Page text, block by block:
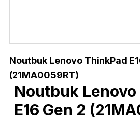
Noutbuk Lenovo ThinkPad
(21MA0059RT)
Noutbuk
E16 Gen 2